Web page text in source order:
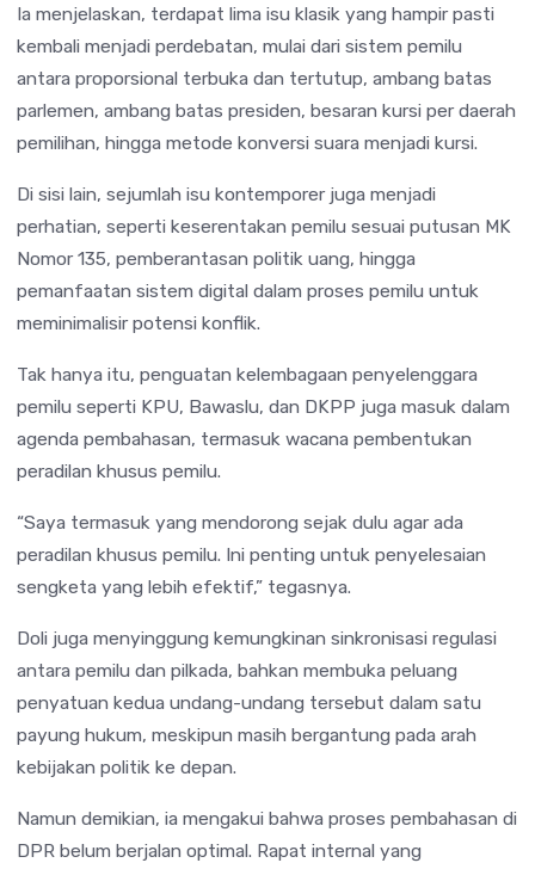
Ia menjelaskan, terdapat lima isu klasik yang hampir pasti
kembali menjadi perdebatan, mulai dari sistem pemilu
antara proporsional terbuka dan tertutup, ambang batas
parlemen, ambang batas presiden, besaran kursi per daerah
pemilihan, hingga metode konversi suara menjadi kursi.
Di sisi lain, sejumlah isu kontemporer juga menjadi
perhatian, seperti keserentakan pemilu sesuai putusan MK
Nomor 135, pemberantasan politik uang, hingga
pemanfaatan sistem digital dalam proses pemilu untuk
meminimalisir potensi konflik.
Tak hanya itu, penguatan kelembagaan penyelenggara
pemilu seperti KPU, Bawaslu, dan DKPP juga masuk dalam
agenda pembahasan, termasuk wacana pembentukan
peradilan khusus pemilu.
“Saya termasuk yang mendorong sejak dulu agar ada
peradilan khusus pemilu. Ini penting untuk penyelesaian
sengketa yang lebih efektif,” tegasnya.
Doli juga menyinggung kemungkinan sinkronisasi regulasi
antara pemilu dan pilkada, bahkan membuka peluang
penyatuan kedua undang-undang tersebut dalam satu
payung hukum, meskipun masih bergantung pada arah
kebijakan politik ke depan.
Namun demikian, ia mengakui bahwa proses pembahasan di
DPR belum berjalan optimal. Rapat internal yang